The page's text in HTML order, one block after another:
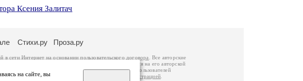
Ксения Залитач
на сайте, вы
Стихи.ру Проза.ру
в сети Интернет на основаниипользовательского договора
. Все авторские
с согласия его автора, к которому вы можете обратиться на его авторской
законодательства Российской Федерации. Данные пользователей
подробнуюинформацию о портале связаться с администрацией